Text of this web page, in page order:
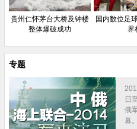
贵州仁怀茅台大桥及钟楼
整体爆破成功
国内数位足
界
专题
日
俄
幕。